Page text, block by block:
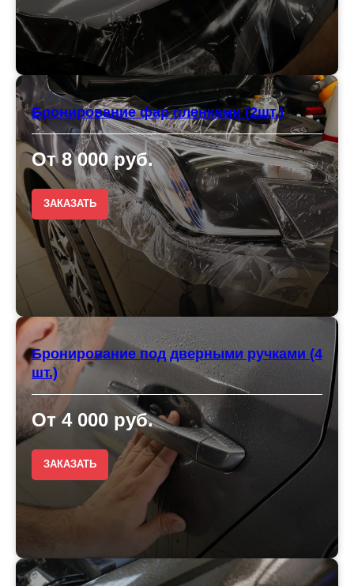
Бронирование фар пленками (2шт.)
От 8 000 руб.
ЗАКАЗАТЬ
Бронирование под дверными ручками (4
шт.)
От 4 000 руб.
ЗАКАЗАТЬ